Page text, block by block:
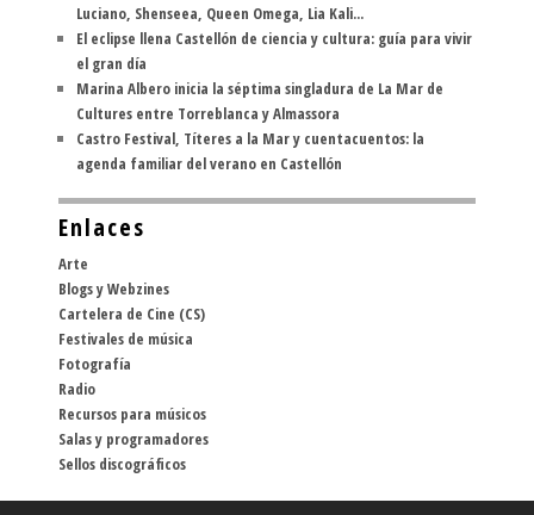
Luciano, Shenseea, Queen Omega, Lia Kali...
El eclipse llena Castellón de ciencia y cultura: guía para vivir
el gran día
Marina Albero inicia la séptima singladura de La Mar de
Cultures entre Torreblanca y Almassora
Castro Festival, Títeres a la Mar y cuentacuentos: la
agenda familiar del verano en Castellón
Enlaces
Arte
Blogs y Webzines
Cartelera de Cine (CS)
Festivales de música
Fotografía
Radio
Recursos para músicos
Salas y programadores
Sellos discográficos